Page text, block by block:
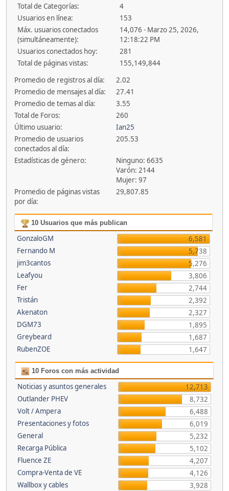
Total de Categorías:
4
Usuarios en línea:
153
Máx. usuarios conectados
(simultáneamente):
14,076 - Marzo 25, 2026,
12:18:22 PM
Usuarios conectados hoy:
281
Total de páginas vistas:
155,149,844
Promedio de registros al día:
2.02
Promedio de mensajes al día:
27.41
Promedio de temas al día:
3.55
Total de Foros:
260
Último usuario:
Ian25
Promedio de usuarios
conectados al día:
205.53
Estadísticas de género:
Ninguno: 6635
Varón: 2144
Mujer: 97
Promedio de páginas vistas
por día:
29,807.85
10 Usuarios que más publican
GonzaloGM
6,581
Fernando M
5,738
jim3cantos
5,276
Leafyou
3,806
Fer
2,744
Tristán
2,392
Akenaton
2,327
DGM73
1,895
Greybeard
1,687
RubenZOE
1,647
10 Foros con más actividad
Noticias y asuntos generales
12,713
Outlander PHEV
8,732
Volt / Ampera
6,488
Presentaciones y fotos
6,019
General
5,232
Recarga Pública
5,102
Fluence ZE
4,207
Compra-Venta de VE
4,126
Wallbox y cables
3,928